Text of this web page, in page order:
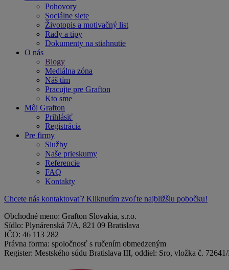
Pohovory
Sociálne siete
Životopis a motivačný list
Rady a tipy
Dokumenty na stiahnutie
O nás
Blogy
Mediálna zóna
Náš tím
Pracujte pre Grafton
Kto sme
Môj Grafton
Prihlásiť
Registrácia
Pre firmy
Služby
Naše prieskumy
Referencie
FAQ
Kontakty
Chcete nás kontaktovať? Kliknutím zvoľte najbližšiu pobočku!
Obchodné meno: Grafton Slovakia, s.r.o.
Sídlo: Plynárenská 7/A, 821 09 Bratislava
IČO: 46 113 282
Právna forma: spoločnosť s ručením obmedzeným
Register: Mestského súdu Bratislava III, oddiel: Sro, vložka č.